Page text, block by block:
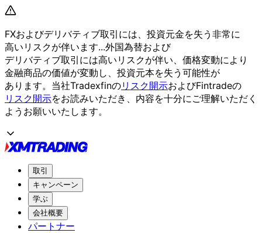
FXおよびデリバティブ取引には、 投資元金を失う 非常に
高いリスクが伴います...外国為替および
デリバティブ取引には高いリスクが伴い、 価格変動により
金融商品の価値が変動し、 投資元本を失う 可能性が
あります。 当社Tradexfinのリスク開示およびFintradeの
リスク開示をお読みいただき、 内容を十分にご理解いただく
よう お願いいたします。
取引
キャンペーン
学ぶ
会社概要
パートナー